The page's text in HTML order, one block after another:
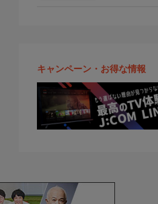
キャンペーン・お得な情報